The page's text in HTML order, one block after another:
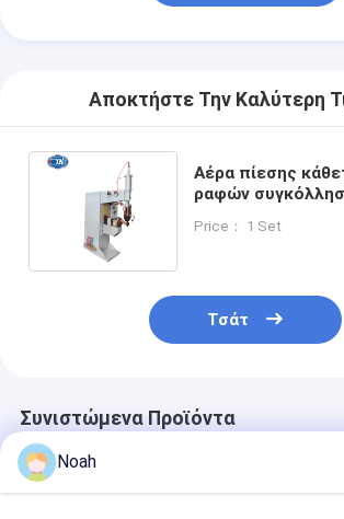
Αποκτήστε Την Καλύτερη
Αέρα πίεσης
ραφών
μηχανών διαμήκης
Price： 1 Set
Τσάτ
Συνιστώμενα Προϊόντα
Noah